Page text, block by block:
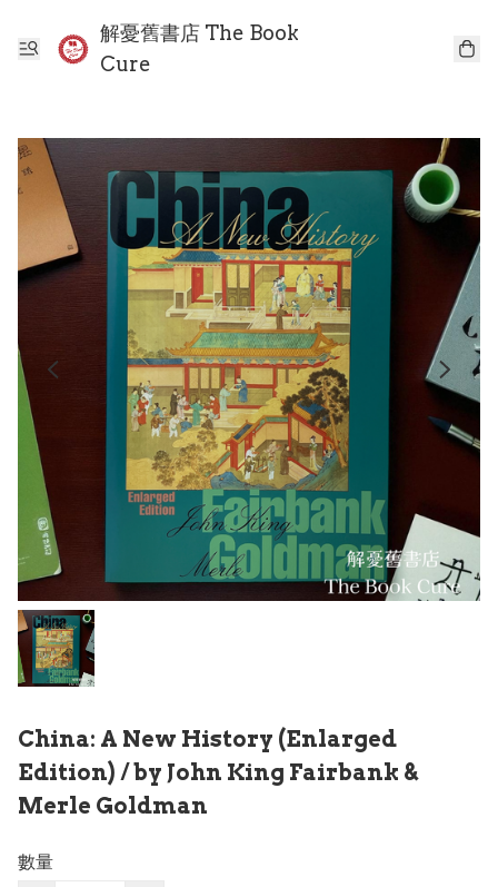
解憂舊書店 The Book
Cure
China: A New History (Enlarged
Edition) / by John King Fairbank &
Merle Goldman
數量